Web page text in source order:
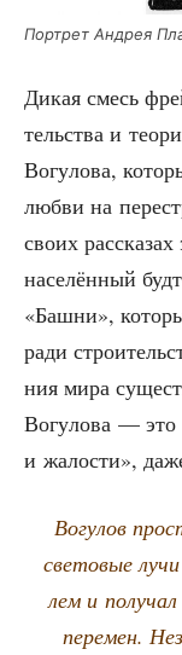
Порт­рет Андрея
Дикая смесь
тель­ства и
Вогу­ло­ва,
люб­ви на
сво­их
насе­лён­ный
«Баш­ни»,
ради
ния мира
Вогу­ло­ва — это
и жало­сти»,
Вогу­лов
све­то­вые
лем и
пере­мен.